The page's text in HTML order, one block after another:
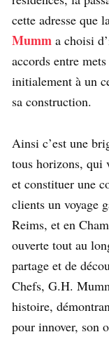
cette adresse que
Mumm a choisi
accords entre
initialement à un
sa construction.
Ainsi c’est une
tous horizons, qui
et constituer une
clients un voyage
Reims, et en
ouverte tout au
partage et de
Chefs, G.H.
histoire,
pour innover, son